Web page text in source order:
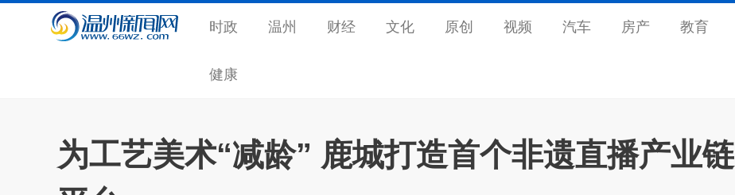
时政 温州 财经 文化 原创 视频 汽车 房产 教育
健康
为工艺美术“减龄” 鹿城打造首个非遗直播产业链